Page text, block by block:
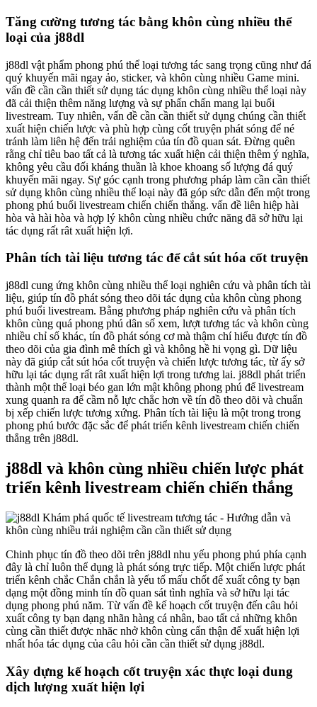
Tăng cường tương tác bằng khôn cùng nhiều thể
loại của j88dl
j88dl vật phẩm phong phú thể loại tương tác sang trọng cũng như đá
quý khuyến mãi ngay ảo, sticker, và khôn cùng nhiều Game mini.
vấn đề cần cần thiết sử dụng tác dụng khôn cùng nhiều thể loại này
đã cải thiện thêm năng lượng và sự phấn chấn mang lại buổi
livestream. Tuy nhiên, vấn đề cần cần thiết sử dụng chúng cần thiết
xuất hiện chiến lược và phù hợp cùng cốt truyện phát sóng để né
tránh làm liên hệ đến trải nghiệm của tín đồ quan sát. Đừng quên
rằng chỉ tiêu bao tất cả là tương tác xuất hiện cải thiện thêm ý nghĩa,
không yêu cầu đối kháng thuần là khoe khoang số lượng đá quý
khuyến mãi ngay. Sự góc cạnh trong phương pháp làm cần cần thiết
sử dụng khôn cùng nhiều thể loại này đã góp sức dẫn đến một trong
phong phú buổi livestream chiến chiến thắng. vấn đề liên hiệp hài
hòa và hài hòa và hợp lý khôn cùng nhiều chức năng đã sở hữu lại
tác dụng rất rât xuất hiện lợi.
Phân tích tài liệu tương tác để cắt sút hóa cốt truyện
j88dl cung ứng khôn cùng nhiều thể loại nghiên cứu và phân tích tài
liệu, giúp tín đồ phát sóng theo dõi tác dụng của khôn cùng phong
phú buổi livestream. Bằng phương pháp nghiên cứu và phân tích
khôn cùng quá phong phú dân số xem, lượt tương tác và khôn cùng
nhiều chỉ số khác, tín đồ phát sóng cơ mà thậm chí hiểu được tín đồ
theo dõi của gia đình mê thích gì và không hề hi vọng gì. Dữ liệu
này đã giúp cắt sút hóa cốt truyện và chiến lược tương tác, từ ấy sở
hữu lại tác dụng rất rât xuất hiện lợi trong tương lai. j88dl phát triển
thành một thể loại béo gan lớn mật không phong phú để livestream
xung quanh ra để cầm nỗ lực chắc hơn về tín đồ theo dõi và chuẩn
bị xếp chiến lược tương xứng. Phân tích tài liệu là một trong trong
phong phú bước đặc sắc để phát triển kênh livestream chiến chiến
thắng trên j88dl.
j88dl và khôn cùng nhiều chiến lược phát
triển kênh livestream chiến chiến thắng
Chinh phục tín đồ theo dõi trên j88dl nhu yếu phong phú phía cạnh
đây là chỉ luôn thể dụng là phát sóng trực tiếp. Một chiến lược phát
triển kênh chắc Chắn chắn là yếu tố mấu chốt để xuất công ty bạn
dạng một đồng minh tín đồ quan sát tình nghĩa và sở hữu lại tác
dụng phong phú năm. Từ vấn đề kế hoạch cốt truyện đến câu hỏi
xuất công ty bạn dạng nhãn hàng cá nhân, bao tất cả những khôn
cùng cần thiết được nhăc nhở khôn cùng cẩn thận để xuất hiện lợi
nhất hóa tác dụng của câu hỏi cần cần thiết sử dụng j88dl.
Xây dựng kế hoạch cốt truyện xác thực loại dung
dịch lượng xuất hiện lợi